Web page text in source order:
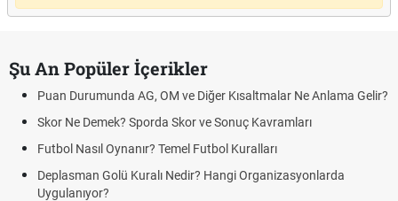
Şu An Popüler İçerikler
Puan Durumunda AG, OM ve Diğer Kısaltmalar Ne Anlama Gelir?
Skor Ne Demek? Sporda Skor ve Sonuç Kavramları
Futbol Nasıl Oynanır? Temel Futbol Kuralları
Deplasman Golü Kuralı Nedir? Hangi Organizasyonlarda
Uygulanıyor?